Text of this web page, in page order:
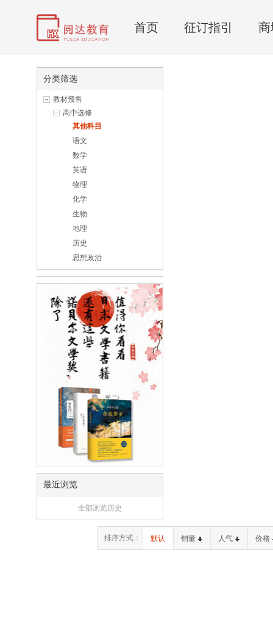
首页 征订指引 商
分类筛选
教材预售
高中选修
其他科目
语文
数学
英语
物理
化学
生物
地理
历史
思想政治
最近浏览
全部浏览历史
排序方式： 默认 销量 人气 价格